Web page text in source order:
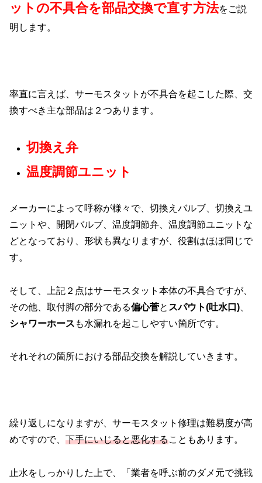
ットの不具合を部品交換で直す方法をご説
明します。
率直に言えば、サーモスタットが不具合を起こした際、交
換すべき主な部品は２つあります。
切換え弁
温度調節ユニット
メーカーによって呼称が様々で、切換えバルブ、切換えユ
ニットや、開閉バルブ、温度調節弁、温度調節ユニットな
どとなっており、形状も異なりますが、役割はほぼ同じで
す。
そして、上記２点はサーモスタット本体の不具合ですが、
その他、取付脚の部分である偏心菅と スパウト(吐水口)
シャワーホース も水漏れを起こしやすい箇所です。
それそれの箇所における部品交換を解説していきます。
繰り返しになりますが、サーモスタット修理は難易度が高
めですので、 下手にいじると悪化することもあります。
止水をしっかりした上で、「業者を呼ぶ前のダメ元で挑戦